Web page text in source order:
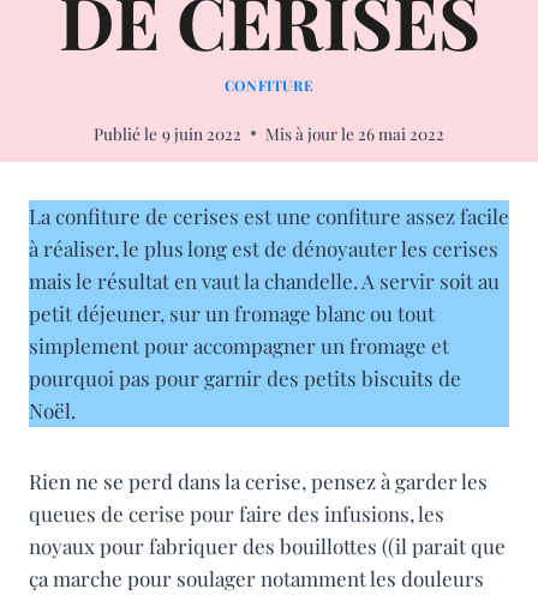
DE CERISES
CONFITURE
Publié le 9 juin 2022 Mis à jour le 26 mai 2022
La confiture de cerises est une confiture assez facile
à réaliser, le plus long est de dénoyauter les cerises
mais le résultat en vaut la chandelle. A servir soit au
petit déjeuner, sur un fromage blanc ou tout
simplement pour accompagner un fromage et
pourquoi pas pour garnir des petits biscuits de
Noël.
Rien ne se perd dans la cerise, pensez à garder les
queues de cerise pour faire des infusions, les
noyaux pour fabriquer des bouillottes ((il parait que
ça marche pour soulager notamment les douleurs